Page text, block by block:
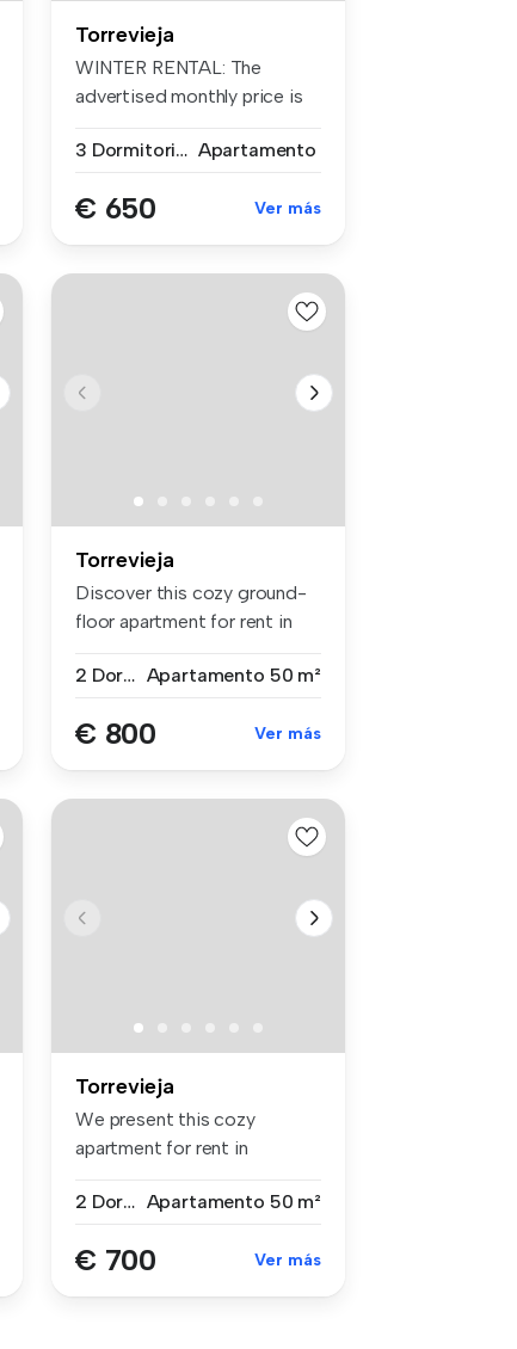
Torrevieja
WINTER RENTAL: The
advertised monthly price is
3 Dormitorios Apartamento
€ 650 Ver más
Torrevieja
Discover this cozy ground-
floor apartment for rent in
2 Dormitorios Apartamento 50 m²
€ 800 Ver más
Torrevieja
We present this cozy
apartment for rent in
2 Dormitorios Apartamento 50 m²
€ 700 Ver más